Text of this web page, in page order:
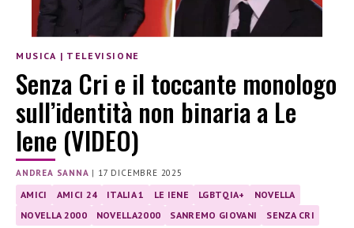
MUSICA | TELEVISIONE
Senza Cri e il toccante monologo
sull’identità non binaria a Le
Iene (VIDEO)
ANDREA SANNA | 17 DICEMBRE 2025
AMICI AMICI 24 ITALIA 1 LE IENE LGBTQIA+
NOVELLA
NOVELLA 2000
NOVELLA2000 SANREMO GIOVANI SENZA CRI